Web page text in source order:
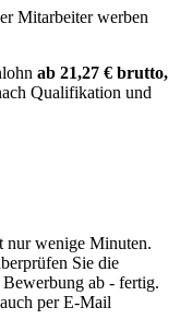
Mitarbeiter werben
ab 21,27 € brutto,
Qualifikation und
nur wenige Minuten.
Sie die
ab - fertig.
per E-Mail